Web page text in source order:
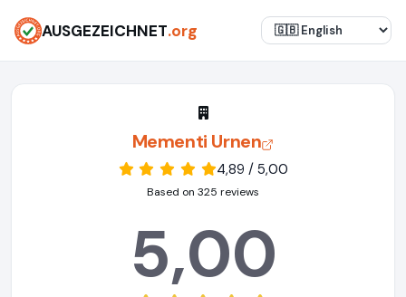
AUSGEZEICHNET.org
Mementi Urnen
4,89 / 5,00
Based on 325 reviews
5,00